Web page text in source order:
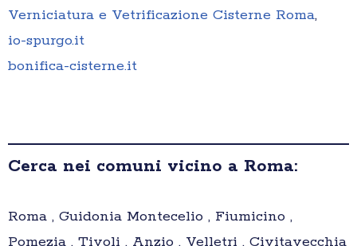
Verniciatura e Vetrificazione Cisterne Roma,
io-spurgo.it
bonifica-cisterne.it
Cerca nei comuni vicino a Roma:
Roma , Guidonia Montecelio , Fiumicino ,
Pomezia , Tivoli , Anzio , Velletri , Civitavecchia